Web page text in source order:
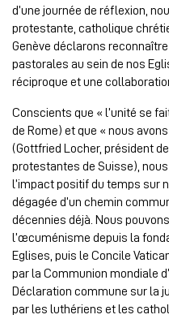
d’une journée de réflexion,
protestante, catholique
Genève déclarons
pastorales au sein de nos
réciproque et une
Conscients que « l’unité se
de Rome) et que « nous
(Gottfried Locher, président
protestantes de Suisse),
l’impact positif du temps sur
dégagée d’un chemin
décennies déjà. Nous
l’œcuménisme depuis la
Eglises, puis le Concile
par la Communion mondiale
Déclaration commune sur la
par les luthériens et les